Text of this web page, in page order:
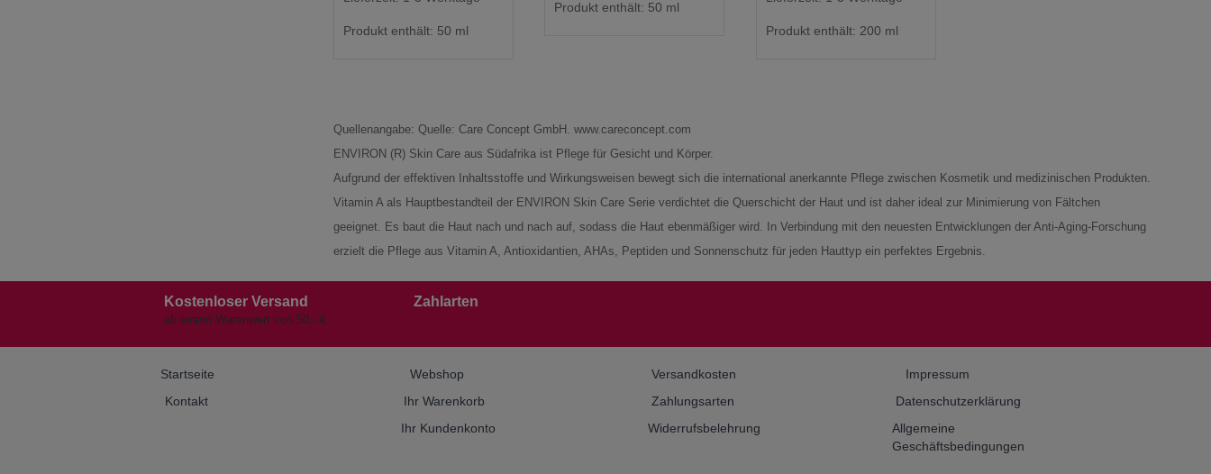
Produkt enthält: 50 ml
Produkt enthält: 50 ml
Produkt enthält: 200 ml
Quellenangabe: Quelle: Care Concept GmbH. www.careconcept.com
ENVIRON (R) Skin Care aus Südafrika ist Pflege für Gesicht und Körper.
Aufgrund der effektiven Inhaltsstoffe und Wirkungsweisen bewegt sich die international anerkannte Pflege zwischen Kosmetik und medizinischen Produkten.
Vitamin A als Hauptbestandteil der ENVIRON Skin Care Serie verdichtet die Querschicht der Haut und ist daher ideal zur Minimierung von Fältchen
geeignet. Es baut die Haut nach und nach auf, sodass die Haut ebenmäßiger wird. In Verbindung mit den neuesten Entwicklungen der Anti-Aging-Forschung
erzielt die Pflege aus Vitamin A, Antioxidantien, AHAs, Peptiden und Sonnenschutz für jeden Hauttyp ein perfektes Ergebnis.
Kostenloser Versand
ab einem Warenwert von 50,- €.
Zahlarten
Startseite
Kontakt
Webshop
Ihr Warenkorb
Ihr Kundenkonto
Versandkosten
Zahlungsarten
Widerrufsbelehrung
Impressum
Datenschutzerklärung
Allgemeine
Geschäftsbedingungen